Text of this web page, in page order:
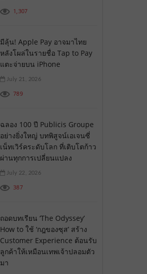
1,307
มีลุ้น! Apple Pay อาจมาไทย
หลังโผล่ในรายชื่อ Tap to Pay
แตะจ่ายบน iPhone
July 21, 2026
789
ฉลอง 100 ปี Publicis Groupe
อย่างยิ่งใหญ่ บทพิสูจน์เอเจนซี่
เน็ทเวิร์คระดับโลก ที่เติบโตก้าว
ผ่านทุกการเปลี่ยนแปลง
July 22, 2026
387
ถอดบทเรียน ‘The Odyssey’
How to ใช้ ‘กฎของซุส’ สร้าง
Customer Experience ต้อนรับ
ลูกค้าให้เหมือนเทพเจ้าปลอมตัว
มา